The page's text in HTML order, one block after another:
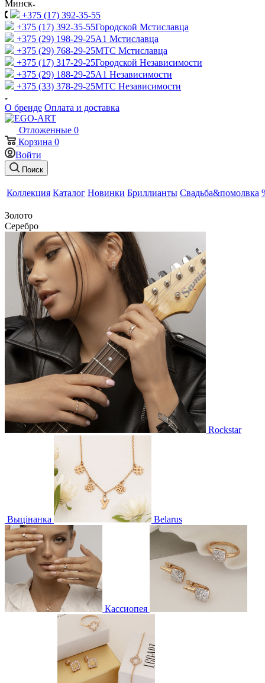
Минск
+375 (17) 392-35-55
+375 (17) 392-35-55Городской Мстиславца
+375 (29) 198-29-25A1 Мстиславца
+375 (29) 768-29-25МТС Мстиславца
+375 (17) 317-29-25Городской Независимости
+375 (29) 188-29-25A1 Независимости
+375 (33) 378-29-25МТС Независимости
О бренде Оплата и доставка
Отложенные 0
Корзина 0
Войти
Поиск
Коллекция Каталог Новинки Бриллианты Свадьба&помолвка
Золото
Серебро
Rockstar
Выцінанка Belarus
Кассиопея